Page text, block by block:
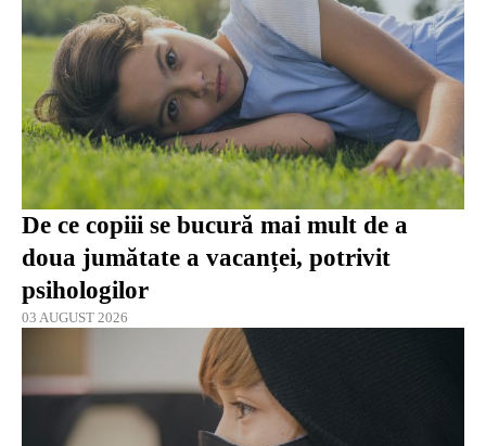
De ce copiii se bucură mai mult de a
doua jumătate a vacanței, potrivit
psihologilor
03 AUGUST 2026